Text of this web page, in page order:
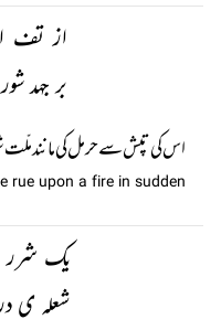
از تف
بر جہد
اس کی تپش سے حرمل کی مانند
rue upon a fire in sudden
یک شرر
شعلہ ی